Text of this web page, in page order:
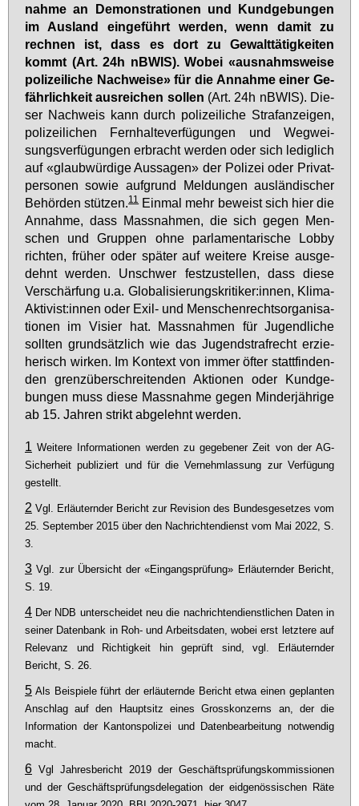
nah­me an De­mons­tra­tio­nen und Kund­ge­bun­gen
im Aus­land ein­ge­führt wer­den, wenn da­mit zu
rech­nen ist, dass es dort zu Ge­walt­tä­tig­kei­ten
kommt (Art. 24h nBWIS). Wo­bei «aus­nahms­wei­se
po­li­zei­li­che Nach­wei­se» für die An­nah­me ei­ner Ge­
fähr­lich­keit aus­rei­chen sol­len (Art. 24h nBWIS). Die­
ser Nach­weis kann durch po­li­zei­li­che Straf­an­zei­gen,
po­li­zei­li­chen Fern­hal­te­ver­fü­gun­gen und Weg­wei­
sungs­ver­fü­gun­gen er­bracht wer­den oder sich le­dig­lich
auf «glaub­wür­di­ge Aus­sa­gen» der Po­li­zei oder Pri­vat­
per­so­nen so­wie auf­grund Mel­dun­gen aus­län­di­scher
Be­hör­den stüt­zen.11Ein­mal mehr be­weist sich hier die
An­nah­me, dass Mass­nah­men, die sich ge­gen Men­
schen und Grup­pen oh­ne par­la­men­ta­ri­sche Lob­by
rich­ten, frü­her oder spä­ter auf wei­te­re Krei­se aus­ge­
dehnt wer­den. Un­schwer fest­zu­stel­len, dass die­se
Ver­schär­fung u.a. Glo­ba­li­sie­rungs­kri­ti­ker:in­nen, Kli­ma-
Ak­ti­vist:in­nen oder Exil- und Men­schen­rechts­or­ga­ni­sa­
tio­nen im Vi­sier hat. Mass­nah­men für Ju­gend­li­che
soll­ten grund­sätz­lich wie das Ju­gend­straf­recht er­zie­
he­risch wir­ken. Im Kon­text von im­mer öf­ter statt­fin­den­
den grenz­über­schrei­ten­den Ak­tio­nen oder Kund­ge­
bun­gen muss die­se Mass­nah­me ge­gen Min­der­jäh­ri­ge
ab 15. Jah­ren strikt ab­ge­lehnt wer­den.
1Weitere Informationen werden zu gegebener Zeit von der AG-
Sicherheit publiziert und für die Vernehmlassung zur Verfügung
gestellt.
2 Vgl. Erläuternder Bericht zur Revision des Bundesgesetzes vom
25. September 2015 über den Nachrichtendienst vom Mai 2022, S.
3.
3Vgl. zur Übersicht der «Eingangsprüfung» Erläuternder Bericht,
S. 19.
4Der NDB unterscheidet neu die nachrichtendienstlichen Daten in
seiner Datenbank in Roh- und Arbeitsdaten, wobei erst letztere auf
Relevanz und Richtigkeit hin geprüft sind, vgl. Erläuternder
Bericht, S. 26.
5Als Beispiele führt der erläuternde Bericht etwa einen geplanten
Anschlag auf den Hauptsitz eines Grosskonzerns an, der die
Information der Kantonspolizei und Datenbearbeitung notwendig
macht.
6Vgl Jahresbericht 2019 der Geschäftsprüfungskommissionen
und der Geschäftsprüfungsdelegation der eidgenössischen Räte